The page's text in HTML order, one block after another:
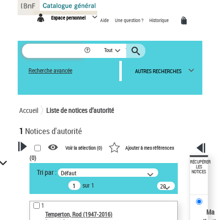
Espace personnel Aide Une question ? Historique
Tout
Recherche avancée AUTRES RECHERCHES
Accueil Liste de notices d’autorité
1 Notices d'autorité
VOTRE RECHERCHE
Recherche avancée dans les
notices d’autorité
Œuvres liées à l'auteur :
Temperton, Rod (1947-2016)
Voir la sélection (0) Ajouter à mes références
(0)
Tri par : Défaut
sur 1
20
résultats/page
1
Temperton, Rod (1947-2016)
RÉCUPÉRER
LES
NOTICES
Ma
Panneau de gestion des cookies